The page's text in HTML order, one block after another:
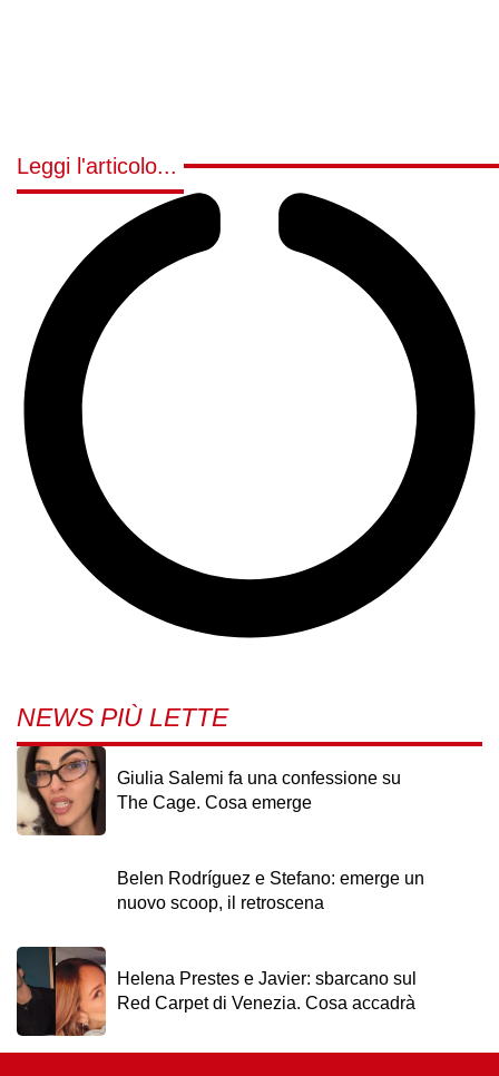
Leggi l'articolo...
NEWS PIÙ LETTE
Giulia Salemi fa una confessione su
The Cage. Cosa emerge
Belen Rodríguez e Stefano: emerge un
nuovo scoop, il retroscena
Helena Prestes e Javier: sbarcano sul
Red Carpet di Venezia. Cosa accadrà